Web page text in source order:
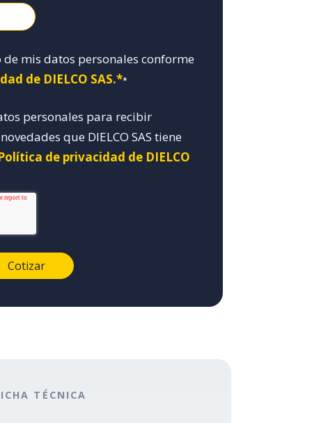
mis datos personales conforme
de DIELCO SAS.**
personales para recibir
que DIELCO SAS tiene
de privacidad de DIELCO
TÉCNICA